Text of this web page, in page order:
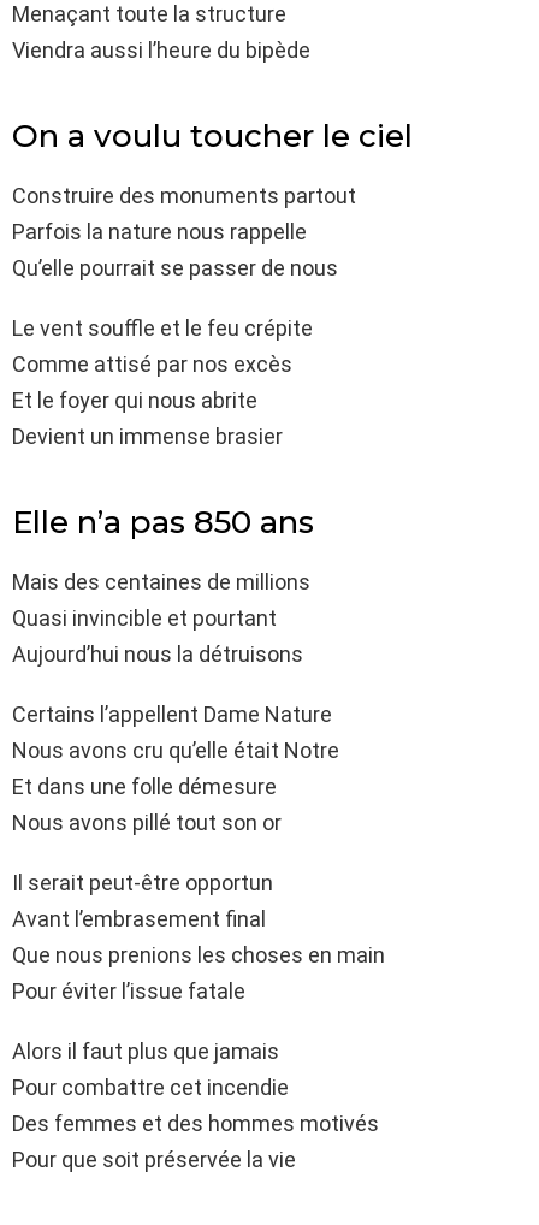
Menaçant toute la structure
Viendra aussi l’heure du bipède
On a voulu toucher le ciel
Construire des monuments partout
Parfois la nature nous rappelle
Qu’elle pourrait se passer de nous
Le vent souffle et le feu crépite
Comme attisé par nos excès
Et le foyer qui nous abrite
Devient un immense brasier
Elle n’a pas 850 ans
Mais des centaines de millions
Quasi invincible et pourtant
Aujourd’hui nous la détruisons
Certains l’appellent Dame Nature
Nous avons cru qu’elle était Notre
Et dans une folle démesure
Nous avons pillé tout son or
Il serait peut-être opportun
Avant l’embrasement final
Que nous prenions les choses en main
Pour éviter l’issue fatale
Alors il faut plus que jamais
Pour combattre cet incendie
Des femmes et des hommes motivés
Pour que soit préservée la vie